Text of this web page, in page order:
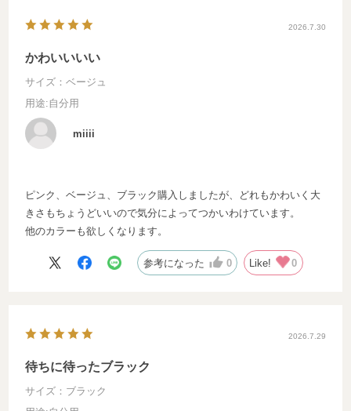
2026.7.30
かわいいいい
サイズ：ベージュ
用途:自分用
miiii
ピンク、ベージュ、ブラック購入しましたが、どれもかわいく大
きさもちょうどいいので気分によってつかいわけています。
他のカラーも欲しくなります。
参考になった 0 Like! 0
2026.7.29
待ちに待ったブラック
サイズ：ブラック